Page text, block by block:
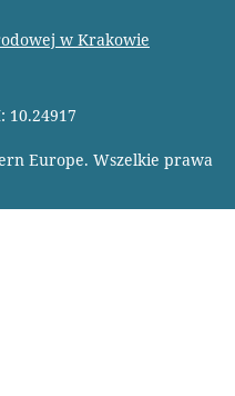
w Krakowie
Europe. Wszelkie prawa